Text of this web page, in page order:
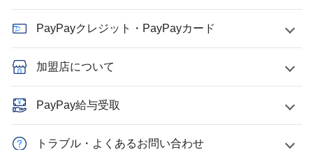
PayPayクレジット・PayPayカード
加盟店について
PayPay給与受取
トラブル・よくあるお問い合わせ